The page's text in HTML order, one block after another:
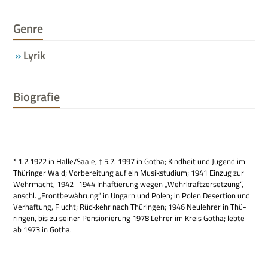
Genre
Lyrik
Biografie
* 1.2.1922 in Halle/Saale, † 5.7. 1997 in Gotha; Kind­heit und Jugend im
Thü­rin­ger Wald; Vor­be­rei­tung auf ein Musik­stu­dium; 1941 Ein­zug zur
Wehr­macht, 1942–1944 Inhaf­tie­rung wegen „Wehr­kraft­zer­set­zung“,
anschl. „Front­be­wäh­rung“ in Ungarn und Polen; in Polen Deser­tion und
Ver­haf­tung, Flucht; Rück­kehr nach Thü­rin­gen; 1946 Neu­leh­rer in Thü­
rin­gen, bis zu sei­ner Pen­sio­nie­rung 1978 Leh­rer im Kreis Gotha; lebte
ab 1973 in Gotha.